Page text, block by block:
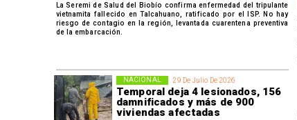
29 De Julio De 2026
Temporal deja 4 lesionados, 156
damnificados y más de 900
viviendas afectadas
NACIONAL
La Seremi de Salud del Biobío confirma enfermedad del tripulante
vietnamita fallecido en Talcahuano, ratificado por el ISP. No hay
riesgo de contagio en la región, levantada cuarentena preventiva
de la embarcación.